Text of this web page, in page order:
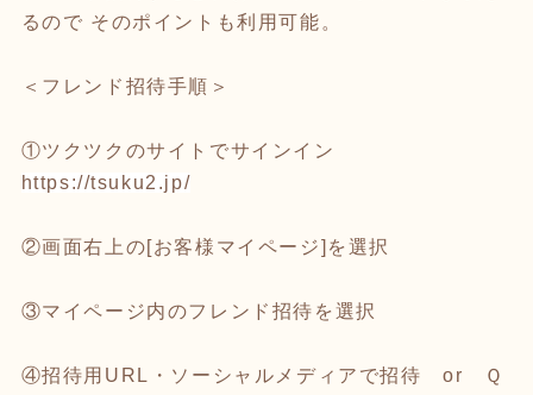
るので そのポイントも利用可能。
＜フレンド招待手順＞
①ツクツクのサイトでサインイン
https://tsuku2.jp/
②画面右上の[お客様マイページ]を選択
③マイページ内のフレンド招待を選択
④招待用URL・ソーシャルメディアで招待 or Ｑ